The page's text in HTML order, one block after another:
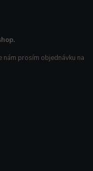
nám prosím objednávku na